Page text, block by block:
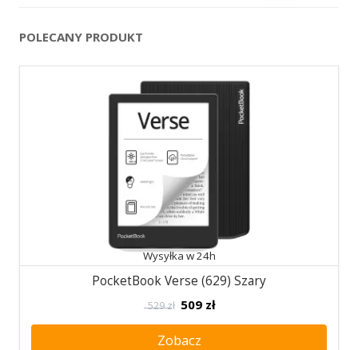
POLECANY PRODUKT
Wysyłka w 24h
PocketBook Verse (629) Szary
529 zł 509 zł
Zobacz